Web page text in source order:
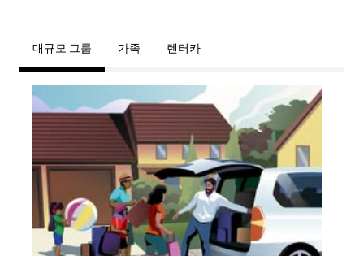
대규모 그룹 가족 렌터카